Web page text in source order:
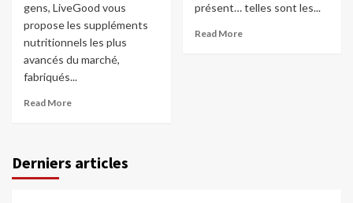
gens, LiveGood vous
propose les suppléments
nutritionnels les plus
avancés du marché,
fabriqués...
Read More
présent… telles sont les...
Read More
Derniers articles